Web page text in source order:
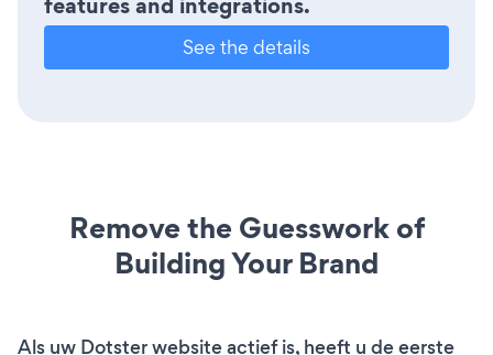
See the details
Remove the Guesswork of
Building Your Brand
Als uw Dotster website actief is, heeft u de eerste